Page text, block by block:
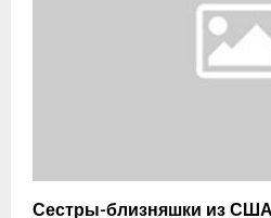
Сестры-близняшки из